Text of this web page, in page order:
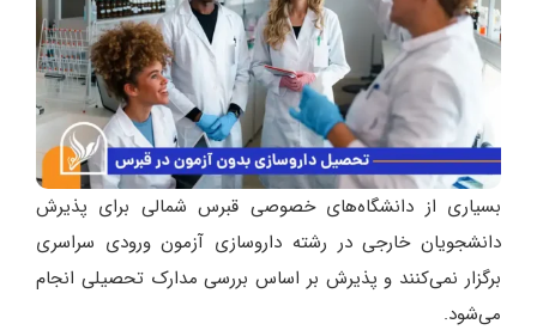
بسیاری از دانشگاه‌های خصوصی قبرس شمالی برای پذیرش
دانشجویان خارجی در رشته داروسازی آزمون ورودی سراسری
برگزار نمی‌کنند و پذیرش بر اساس بررسی مدارک تحصیلی انجام
می‌شود.